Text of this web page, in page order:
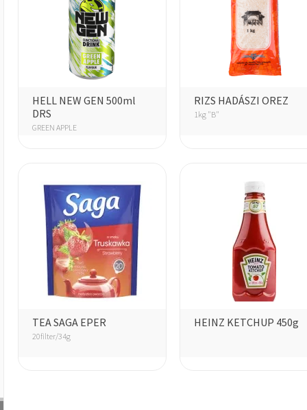
HELL NEW GEN 500ml
DRS
GREEN APPLE
RIZS HADÁSZI OREZ
1kg "B"
TEA SAGA EPER
20filter/34g
HEINZ KETCHUP 450g